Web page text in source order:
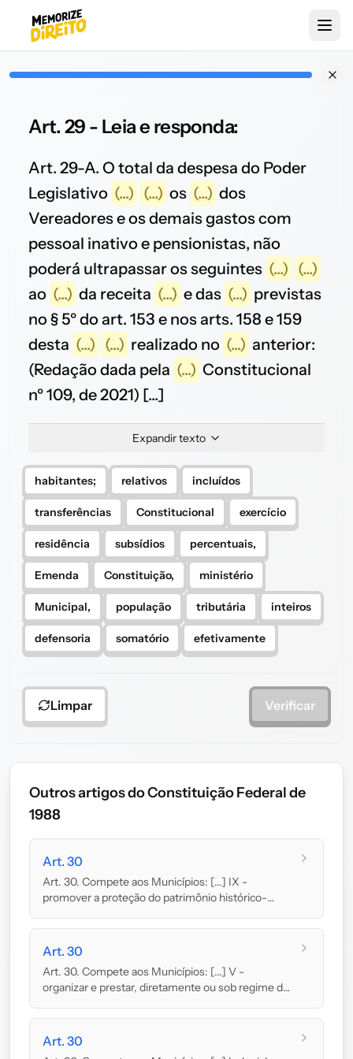
Art. 29 - Leia e responda:
Art. 29-A. O total da despesa do Poder
Legislativo (...) (...) os (...) dos
Vereadores e os demais gastos com
pessoal inativo e pensionistas, não
poderá ultrapassar os seguintes (...) (...)
ao (...) da receita (...) e das (...) previstas
no § 5º do art. 153 e nos arts. 158 e 159
desta (...) (...) realizado no (...) anterior:
(Redação dada pela (...) Constitucional
nº 109, de 2021) [...]
Expandir texto
habitantes; relativos incluídos
transferências Constitucional exercício
residência subsídios percentuais,
Emenda Constituição, ministério
Municipal, população tributária inteiros
defensoria somatório efetivamente
Limpar Verificar
Outros artigos do Constituição Federal de
1988
Art. 30
Art. 30. Compete aos Municípios: [...] IX -
promover a proteção do patrimônio histórico-
Art. 30
Art. 30. Compete aos Municípios: [...] V -
organizar e prestar, diretamente ou sob regime de
Art. 30